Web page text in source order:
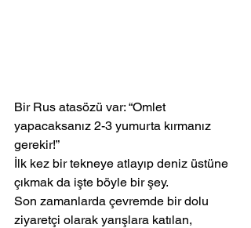
Bir Rus atasözü var: “Omlet
yapacaksanız 2-3 yumurta kırmanız
gerekir!”
İlk kez bir tekneye atlayıp deniz üstüne
çıkmak da işte böyle bir şey.
Son zamanlarda çevremde bir dolu
ziyaretçi olarak yarışlara katılan,